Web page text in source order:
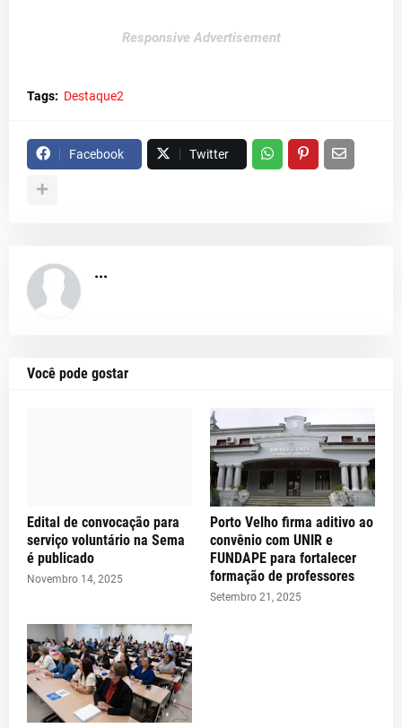
Responsive Advertisement
Tags: Destaque2
Facebook Twitter
...
Você pode gostar
Edital de convocação para
serviço voluntário na Sema
é publicado
Novembro 14, 2025
Porto Velho firma aditivo ao
convênio com UNIR e
FUNDAPE para fortalecer
formação de professores
Setembro 21, 2025